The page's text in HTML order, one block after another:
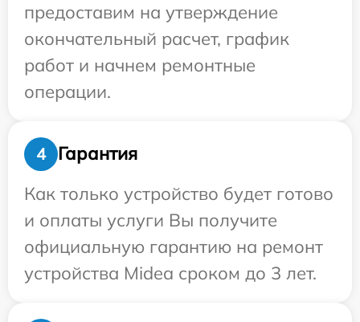
предоставим на утверждение
окончательный расчет, график
работ и начнем ремонтные
операции.
4
Гарантия
Как только устройство будет готово
и оплаты услуги Вы получите
официальную гарантию на ремонт
устройства Midea сроком до 3 лет.